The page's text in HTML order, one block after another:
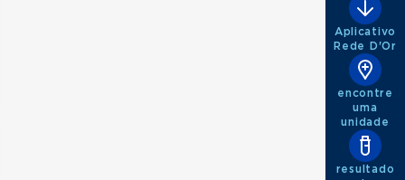
Aplicativo
Rede D'Or
encontre
uma
unidade
resultado